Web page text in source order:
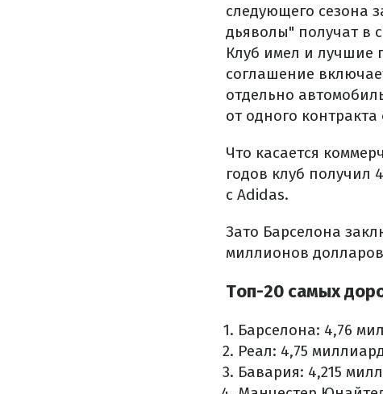
следующего сезона
дьяволы" получат в
Клуб имел и лучшие
соглашение
отдельно
от одного контракта
Что касается
годов клуб получил
с Adidas.
Зато Барселона
миллионов
Топ-20 самых
Барселона: 4,76
Реал: 4,75
Бавария: 4,215